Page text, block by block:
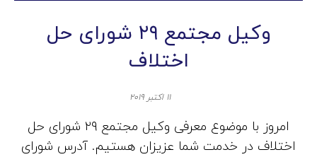
وکیل مجتمع ۲۹ شورای حل
اختلاف
۱۱ اکتبر ۲۰۱۹
امروز با موضوع معرفی وکیل مجتمع ۲۹ شورای حل
اختلاف در خدمت شما عزیزان هستیم. آدرس شورای